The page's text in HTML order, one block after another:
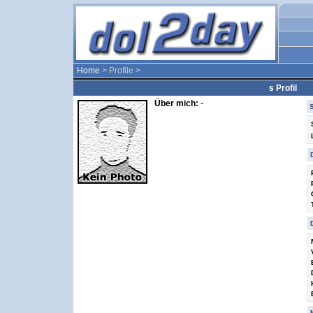
Home > Profile >
s Profil
Über mich: -